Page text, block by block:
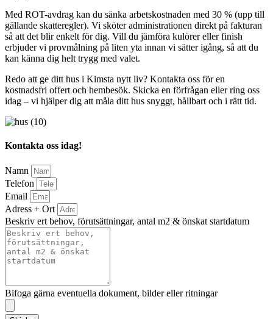
Med ROT-avdrag kan du sänka arbetskostnaden med 30 % (upp till
gällande skatteregler). Vi sköter administrationen direkt på fakturan
så att det blir enkelt för dig. Vill du jämföra kulörer eller finish
erbjuder vi provmålning på liten yta innan vi sätter igång, så att du
kan känna dig helt trygg med valet.
Redo att ge ditt hus i Kimsta nytt liv? Kontakta oss för en
kostnadsfri offert och hembesök. Skicka en förfrågan eller ring oss
idag – vi hjälper dig att måla ditt hus snyggt, hållbart och i rätt tid.
Kontakta oss idag!
Namn
Telefon
Email
Adress + Ort
Beskriv ert behov, förutsättningar, antal m2 & önskat startdatum
Bifoga gärna eventuella dokument, bilder eller ritningar